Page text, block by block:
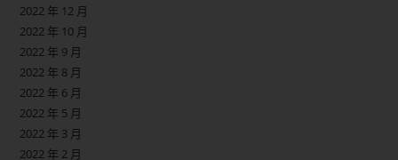
2022 年 12 月
2022 年 10 月
2022 年 9 月
2022 年 8 月
2022 年 6 月
2022 年 5 月
2022 年 3 月
2022 年 2 月